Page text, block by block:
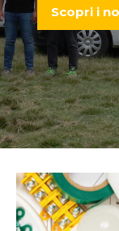
Scopri i